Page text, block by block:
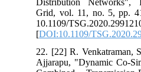
Grid, vol. 11, no. 5, pp.
10.1109/
[DOI:10.1109/
22. [22] R.
Ajjarapu, "Dynamic Co-